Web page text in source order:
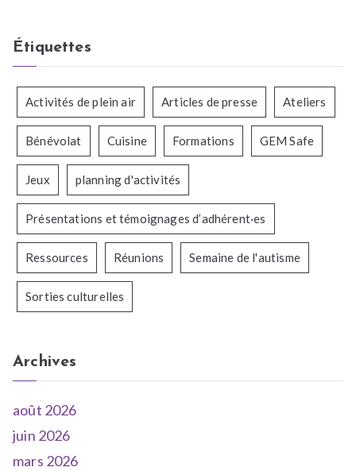
Étiquettes
Activités de plein air Articles de presse Ateliers
Bénévolat Cuisine Formations GEM Safe
Jeux planning d'activités
Présentations et témoignages d’adhérent·es
Ressources Réunions Semaine de l'autisme
Sorties culturelles
Archives
août 2026
juin 2026
mars 2026